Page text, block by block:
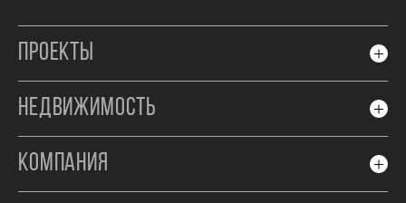
ПРОЕКТЫ
НЕДВИЖИМОСТЬ
КОМПАНИЯ